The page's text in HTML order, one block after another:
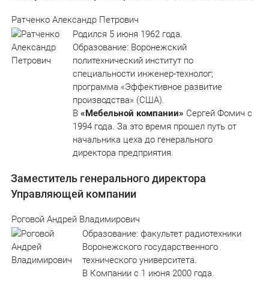
Ратченко Александр Петрович
Родился 5 июня 1962 года.
Образование: Воронежский
политехнический институт по
специальности инженер-технолог;
программа «Эффективное развитие
производства» (США).
В «Мебельной компании» Сергей Фомич с
1994 года. За это время прошел путь от
начальника цеха до генерального
директора предприятия.
Заместитель генерального директора
Управляющей компании
Роговой Андрей Владимирович
Образование: факультет радиотехники
Воронежского государственного
технического университета.
В Компании с 1 июня 2000 года.